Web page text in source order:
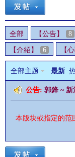
全部 【公告】 8
【介紹】 6 【
全部主题 最新
公告: 郭鋒 ~ 新
本版块或指定的范